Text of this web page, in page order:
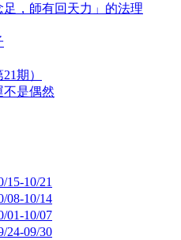
，師有回天力」的法理
期）
不是偶然
10/21
08-10/14
01-10/07
24-09/30